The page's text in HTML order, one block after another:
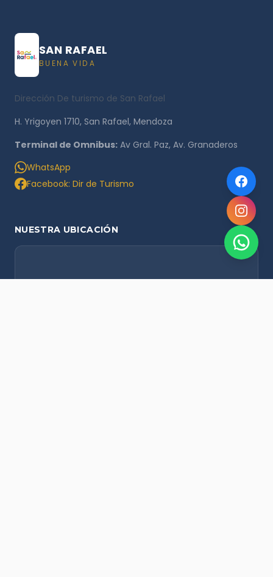
SAN RAFAEL
BUENA VIDA
Dirección De turismo de San Rafael
H. Yrigoyen 1710, San Rafael, Mendoza
Terminal de Omnibus: Av Gral. Paz, Av. Granaderos
WhatsApp
Facebook: Dir de Turismo
NUESTRA UBICACIÓN